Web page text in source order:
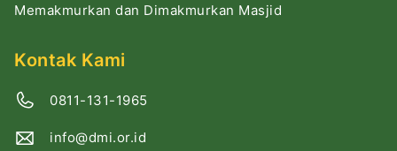
Memakmurkan dan Dimakmurkan Masjid
Kontak Kami
0811-131-1965
info@dmi.or.id